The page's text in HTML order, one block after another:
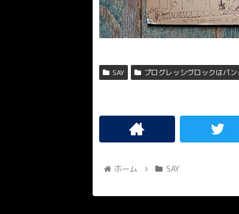
SAY プログレッシヴロックはパン
ホーム SAY